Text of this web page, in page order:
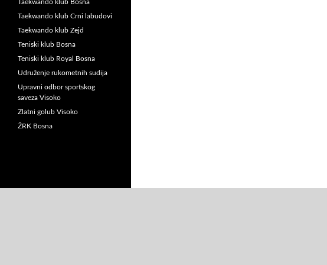
Taekwando klub Bosna
Taekwando klub Crni labudovi
Taekwando klub Zejd
Teniski klub Bosna
Teniski klub Royal Bosna
Udruženje rukometnih sudija
Upravni odbor sportskog
saveza Visoko
Zlatni golub Visoko
ŽRK Bosna